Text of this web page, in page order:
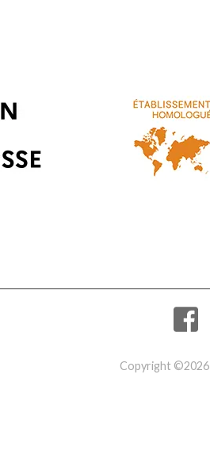
Copyright ©2026